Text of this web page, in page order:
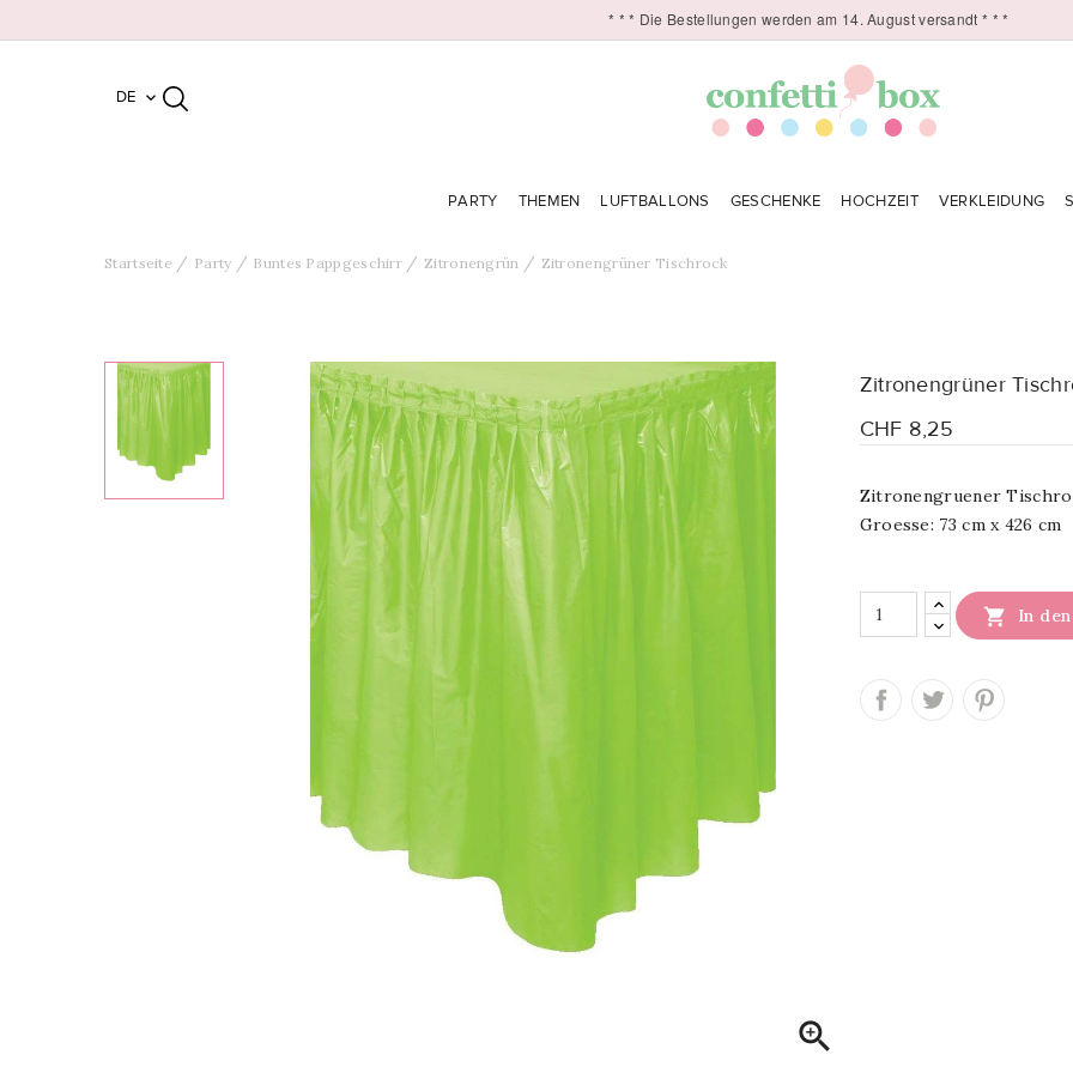
* * * Die Bestellungen werden am 14. August versandt * * *
DE 
PARTY THEMEN LUFTBALLONS GESCHENKE HOCHZEIT VERKLEIDUNG
Startseite Party Buntes Pappgeschirr Zitronengrün Zitronengrüner Tischrock

Zitronengrüner
CHF 8,25
Zitronengruener
Groesse: 73 cm x 426 cm
 In